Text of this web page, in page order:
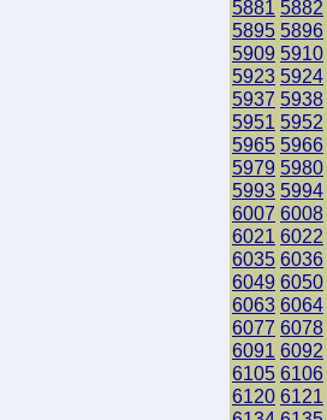
5881 5882
5895 5896
5909 5910
5923 5924
5937 5938
5951 5952
5965 5966
5979 5980
5993 5994
6007 6008
6021 6022
6035 6036
6049 6050
6063 6064
6077 6078
6091 6092
6105 6106
6120 6121